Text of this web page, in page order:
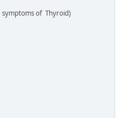
symptoms of Thyroid)